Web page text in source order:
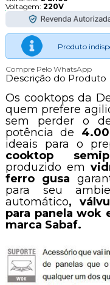
Voltagem: 220V
Produto
Compre Pelo WhatsApp
Descrição do Produto
Os cooktops da
quem prefere
sem perder o
potência de
ideais para o
cooktop
produzido em
ferro gusa
para seu
automático,
para panela wok
marca Sabaf.